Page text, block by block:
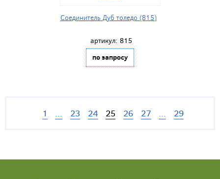
Соединитель Дуб толедо (815)
артикул: 815
по запросу
1 ... 23 24 25 26 27 ... 29